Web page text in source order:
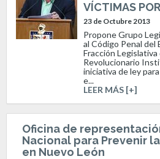
VÍCTIMAS
23 de Octubre 2013
Propone Grupo
al Código Penal del
Fracción
Revolucionario
iniciativa de ley
e...
LEER MÁS [+]
Oficina de
Nacional para Prevenir
en Nuevo León